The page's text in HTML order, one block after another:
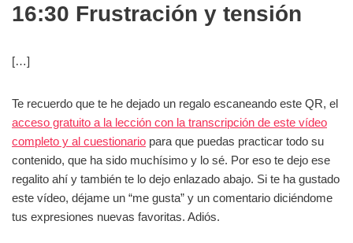
16:30 Frustración y tensión
[…]
Te recuerdo que te he dejado un regalo escaneando este QR, el
acceso gratuito a la lección con la transcripción de este vídeo
completo y al cuestionario para que puedas practicar todo su
contenido, que ha sido muchísimo y lo sé. Por eso te dejo ese
regalito ahí y también te lo dejo enlazado abajo. Si te ha gustado
este vídeo, déjame un “me gusta” y un comentario diciéndome
tus expresiones nuevas favoritas. Adiós.